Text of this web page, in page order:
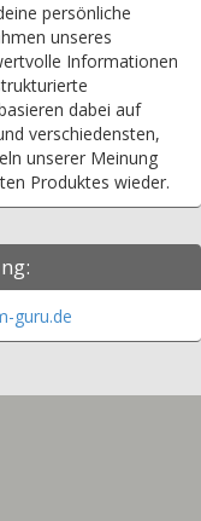
persönliche
unseres
Informationen
dabei auf
verschiedensten,
unserer Meinung
Produktes wieder.